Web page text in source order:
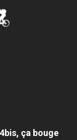
4bis, ça bouge